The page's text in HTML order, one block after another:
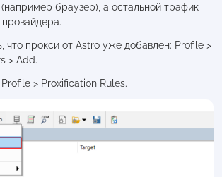
браузер), а остальной трафик
что прокси от Astro уже добавлен: Profile >
> Add.
> Proxification Rules.